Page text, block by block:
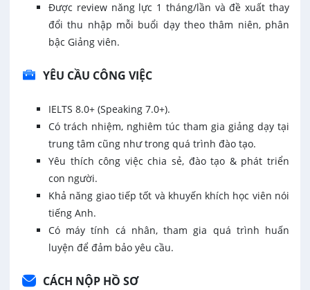
Được review năng lực 1 tháng/lần và đề xuất thay
đổi thu nhập mỗi buổi dạy theo thâm niên, phân
bậc Giảng viên.
YÊU CẦU CÔNG VIỆC
IELTS 8.0+ (Speaking 7.0+).
Có trách nhiệm, nghiêm túc tham gia giảng dạy tại
trung tâm cũng như trong quá trình đào tạo.
Yêu thích công việc chia sẻ, đào tạo & phát triển
con người.
Khả năng giao tiếp tốt và khuyến khích học viên nói
tiếng Anh.
Có máy tính cá nhân, tham gia quá trình huấn
luyện để đảm bảo yêu cầu.
CÁCH NỘP HỒ SƠ